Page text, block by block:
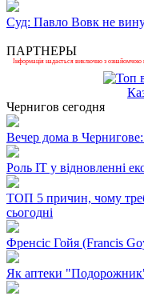
Суд: Павло Вовк не
ПАРТНЕРЫ
Інформація надається виключно з
Чернигов сегодня
Вечер дома в
Роль ІТ у відновленні
ТОП 5 причин, чому
сьогодні
Френсіс Гойя (Francis
Як аптеки